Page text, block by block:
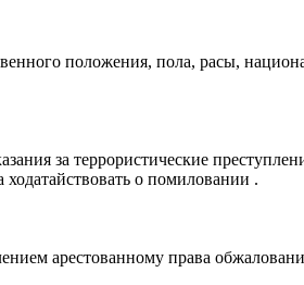
положения, пола, расы,
за террористические
о помиловании .
арестованному права